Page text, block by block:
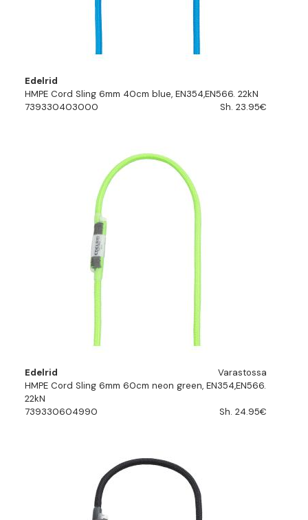
Edelrid
HMPE Cord Sling 6mm 40cm blue, EN354,EN566. 22kN
739330403000
Sh. 23.95€
Edelrid
Varastossa
HMPE Cord Sling 6mm 60cm neon green, EN354,EN566.
22kN
739330604990
Sh. 24.95€